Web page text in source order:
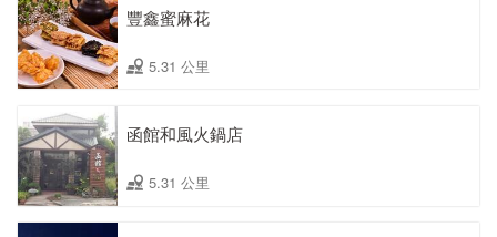
豐鑫蜜麻花
5.31 公里
函館和風火鍋店
5.31 公里